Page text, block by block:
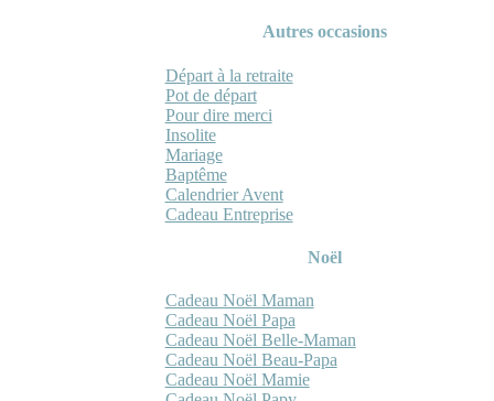
Autres occasions
Départ à la retraite
Pot de départ
Pour dire merci
Insolite
Mariage
Baptême
Calendrier Avent
Cadeau Entreprise
Noël
Cadeau Noël Maman
Cadeau Noël Papa
Cadeau Noël Belle-Maman
Cadeau Noël Beau-Papa
Cadeau Noël Mamie